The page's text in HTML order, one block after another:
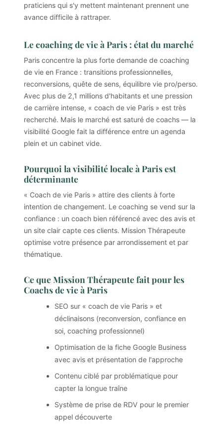
praticiens qui s'y mettent maintenant prennent une
avance difficile à rattraper.
Le coaching de vie à Paris : état du marché
Paris concentre la plus forte demande de coaching
de vie en France : transitions professionnelles,
reconversions, quête de sens, équilibre vie pro/perso.
Avec plus de 2,1 millions d'habitants et une pression
de carrière intense, « coach de vie Paris » est très
recherché. Mais le marché est saturé de coachs — la
visibilité Google fait la différence entre un agenda
plein et un cabinet vide.
Pourquoi la visibilité locale à Paris est
déterminante
« Coach de vie Paris » attire des clients à forte
intention de changement. Le coaching se vend sur la
confiance : un coach bien référencé avec des avis et
un site clair capte ces clients. Mission Thérapeute
optimise votre présence par arrondissement et par
thématique.
Ce que Mission Thérapeute fait pour les
Coachs de vie à Paris
SEO sur « coach de vie Paris » et
déclinaisons (reconversion, confiance en
soi, coaching professionnel)
Optimisation de la fiche Google Business
avec avis et présentation de l'approche
Contenu ciblé par problématique pour
capter la longue traîne
Système de prise de RDV pour le premier
appel découverte